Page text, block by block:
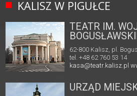
KALISZ W PIGUŁCE
TEATR IM.
62-800 Kalisz, pl.
tel. +48 62 760 53 14
kasa@teatr.kalisz.pl
URZĄD